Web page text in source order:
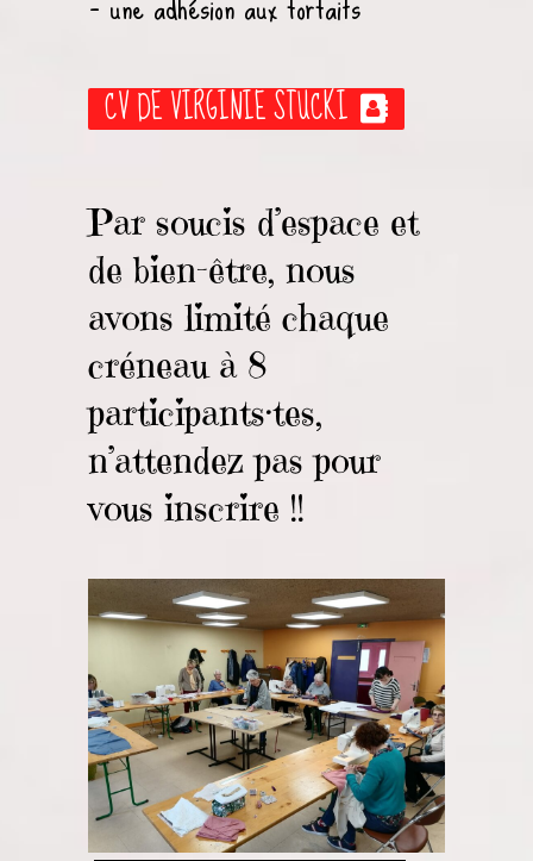
CV DE VIRGINIE STUCKI
Par soucis d’espace et
de bien-être, nous
avons limité chaque
créneau à 8
participants·tes,
n’attendez pas pour
vous inscrire !!